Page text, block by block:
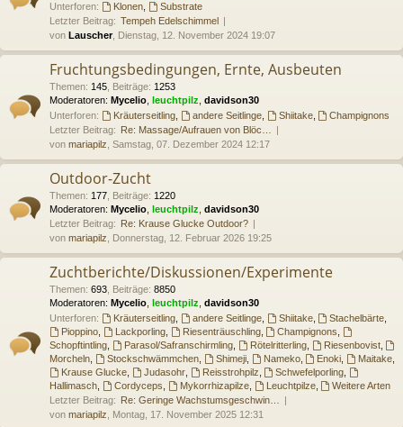
Unterforen:
Klonen,
Substrate
Letzter Beitrag: Tempeh Edelschimmel
von Lauscher, Dienstag, 12. November 2024 19:07
Fruchtungsbedingungen, Ernte, Ausbeuten
Themen: 145 Beiträge: 1253
Moderatoren: Mycelio leuchtpilz davidson30
Unterforen:
Kräuterseitling, andere Seitlinge, Shiitake,
Champignons
Letzter Beitrag: Re: Massage/Aufrauen von Blöc…
von mariapilz , Samstag, 07. Dezember 2024 12:17
Outdoor-Zucht
Themen: 177 Beiträge: 1220
Moderatoren: Mycelio leuchtpilz davidson30
Letzter Beitrag: Re: Krause Glucke Outdoor?
von mariapilz , Donnerstag, 12. Februar 2026 19:25
Zuchtberichte/Diskussionen/Experimente
Themen: 693 Beiträge: 8850
Moderatoren: Mycelio leuchtpilz davidson30
Unterforen:
Kräuterseitling, andere Seitlinge, Shiitake, Stachelbärte
Pioppino, Lackporling, Riesenträuschling, Champignons
Schopftintling
Parasol/Safranschirmling, Rötelritterling, Riesenbovist,
Morcheln
Stockschwämmchen, Shimeji, Nameko, Enoki Maitake
Krause Glucke, Judasohr, Reisstrohpilz Schwefelporling
Hallimasch
Cordyceps Mykorrhizapilze, Leuchtpilze,
Weitere Arten
Letzter Beitrag: Re: Geringe Wachstumsgeschwin…
von mariapilz , Montag, 17. November 2025 12:31